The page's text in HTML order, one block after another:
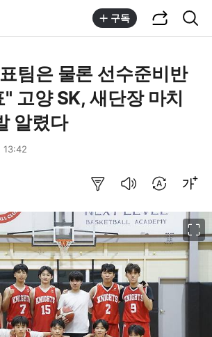
구독
팀은 물론 선수준비반
고양 SK, 새단장 마치
알렸다
13:42